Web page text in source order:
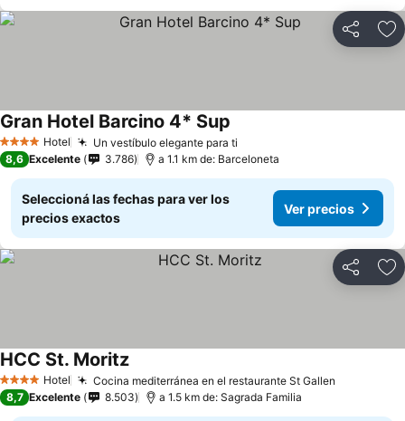
Compartir
4 EstrellasHotel Un vestíbulo elegante para ti
Gran Hotel Barcino 4* Sup
8,6 Excelente 3.786 a 1.1 km de: Barceloneta
Seleccioná las fechas para ver los
precios exactos
Ver precios
Compartir
4 EstrellasHotel Cocina mediterránea en el restaurante St Gallen
HCC St. Moritz
8,7 Excelente 8.503 a 1.5 km de: Sagrada Familia